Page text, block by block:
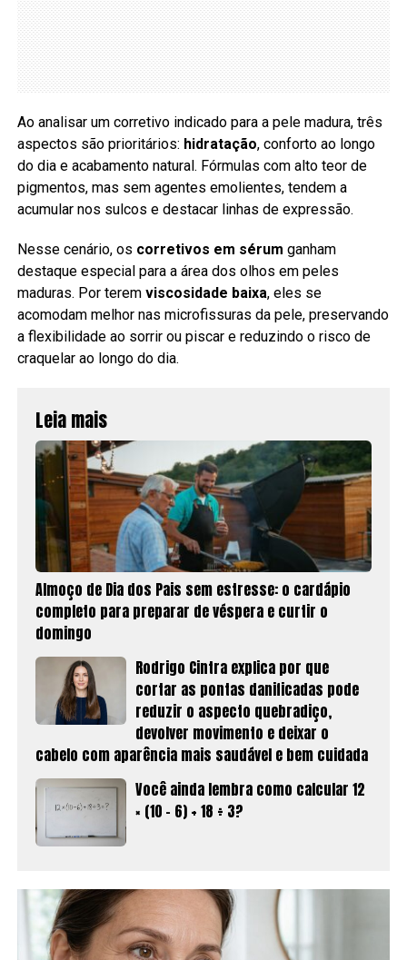
Ao analisar um corretivo indicado para a pele madura, três
aspectos são prioritários: hidratação, conforto ao longo
do dia e acabamento natural. Fórmulas com alto teor de
pigmentos, mas sem agentes emolientes, tendem a
acumular nos sulcos e destacar linhas de expressão.
Nesse cenário, os corretivos em sérum ganham
destaque especial para a área dos olhos em peles
maduras. Por terem viscosidade baixa, eles se
acomodam melhor nas microfissuras da pele, preservando
a flexibilidade ao sorrir ou piscar e reduzindo o risco de
craquelar ao longo do dia.
Leia mais
Almoço de Dia dos Pais sem estresse: o cardápio
completo para preparar de véspera e curtir o
domingo
Rodrigo Cintra explica por que
cortar as pontas danificadas pode
reduzir o aspecto quebradiço,
devolver movimento e deixar o
cabelo com aparência mais saudável e bem cuidada
Você ainda lembra como calcular 12
× (10 − 6) + 18 ÷ 3?